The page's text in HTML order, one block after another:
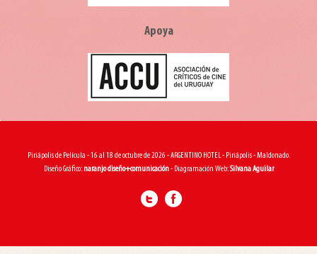
Apoya
Piriápolis de Película - 16 al 18 de octubre de 2026 - ARGENTINO HOTEL - Piriápolis - Maldonado.
Diseño Gráfico: naranjo diseño+comunicación- Diagramación Web:Silvana Aguilar